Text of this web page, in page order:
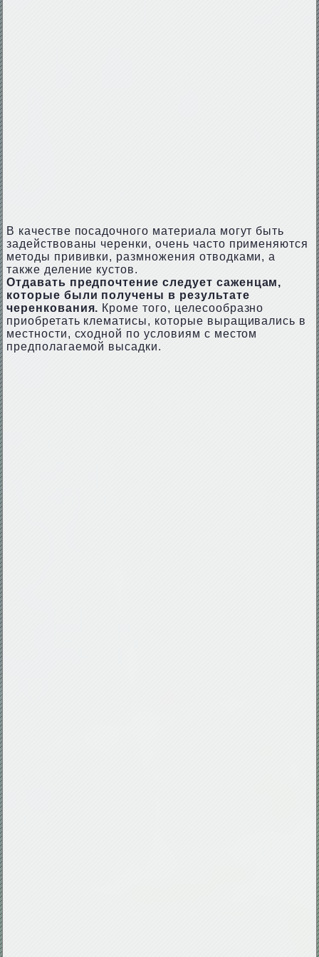
В качестве посадочного материала могут быть
задействованы черенки, очень часто применяются
методы прививки, размножения отводками, а
также деление кустов.
Отдавать предпочтение следует саженцам,
которые были получены в результате
черенкования. Кроме того, целесообразно
приобретать клематисы, которые выращивались в
местности, сходной по условиям с местом
предполагаемой высадки.